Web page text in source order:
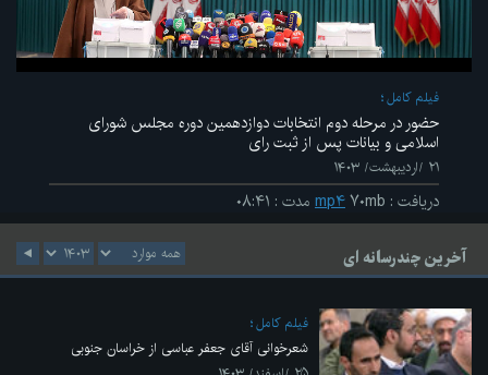
ویدیو
فیلم کامل
حضور در مرحله دوم انتخابات دوازدهمین دوره مجلس شورای
اسلامی و بیانات پس از ثبت رای
۲۱ /اردیبهشت/ ۱۴۰۳
دریافت : mp۴۷۰mb مدت : ۰۸:۴۱
آخرین چندرسانه ای
فیلم کامل
شعرخوانی آقای جعفر عباسی از خراسان جنوبی